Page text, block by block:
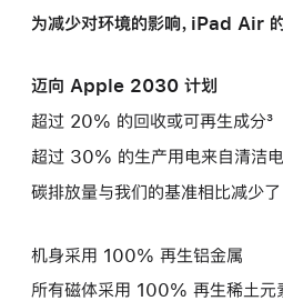
为减少对环境的影响，iPad Air 的
迈向 Apple 2030 计划
超过 20% 的回收或可再生成分³
超过 30% 的生产用电来自清洁
碳排放量与我们的基准相比减少
机身采用 100% 再生铝金属
所有磁体采用 100% 再生稀土元